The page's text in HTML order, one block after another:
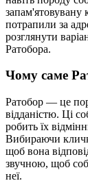
запам'ятовувану
потрапили за
розглянути
Ратобора.
Чому саме
Ратобор — це
відданістю. Ці
робить їх
Вибираючи
щоб вона
звучною, щоб
неї.